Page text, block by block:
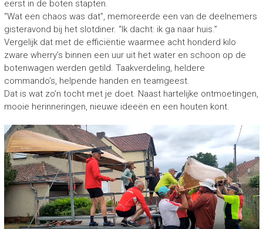
eerst in de boten stapten.
“Wat een chaos was dat”, memoreerde een van de deelnemers
gisteravond bij het slotdiner. “Ik dacht: ik ga naar huis.”
Vergelijk dat met de efficiëntie waarmee acht honderd kilo
zware wherry’s binnen een uur uit het water en schoon op de
botenwagen werden getild. Taakverdeling, heldere
commando’s, helpende handen en teamgeest.
Dat is wat zo’n tocht met je doet. Naast hartelijke ontmoetingen,
mooie herinneringen, nieuwe ideeën en een houten kont.